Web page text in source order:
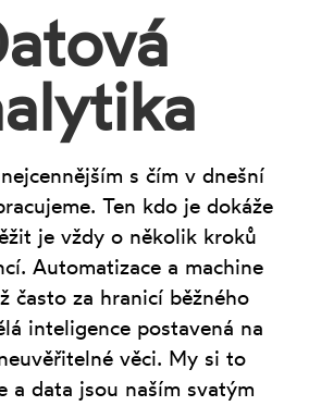
s čím v dnešní
Ten kdo je dokáže
je vždy o několik kroků
Automatizace a machine
často za hranicí běžného
inteligence postavená na
věci. My si to
a data jsou naším svatým